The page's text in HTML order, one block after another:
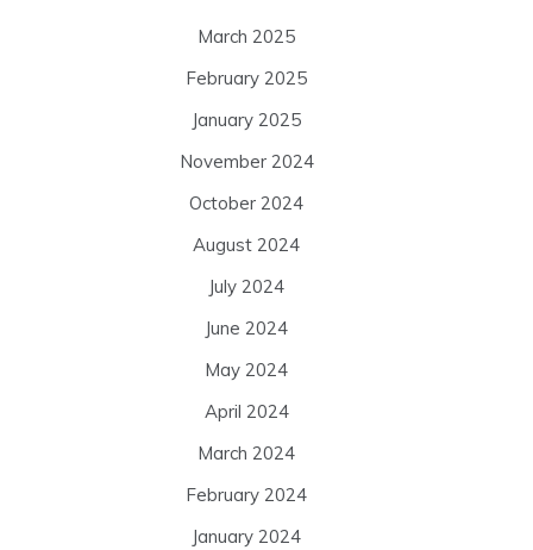
March 2025
February 2025
January 2025
November 2024
October 2024
August 2024
July 2024
June 2024
May 2024
April 2024
March 2024
February 2024
January 2024